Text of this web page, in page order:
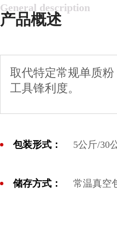
General description
产品概述
取代特定常规单质
工具锋利度。
包装形式： 5公斤/30
储存方式： 常温真空